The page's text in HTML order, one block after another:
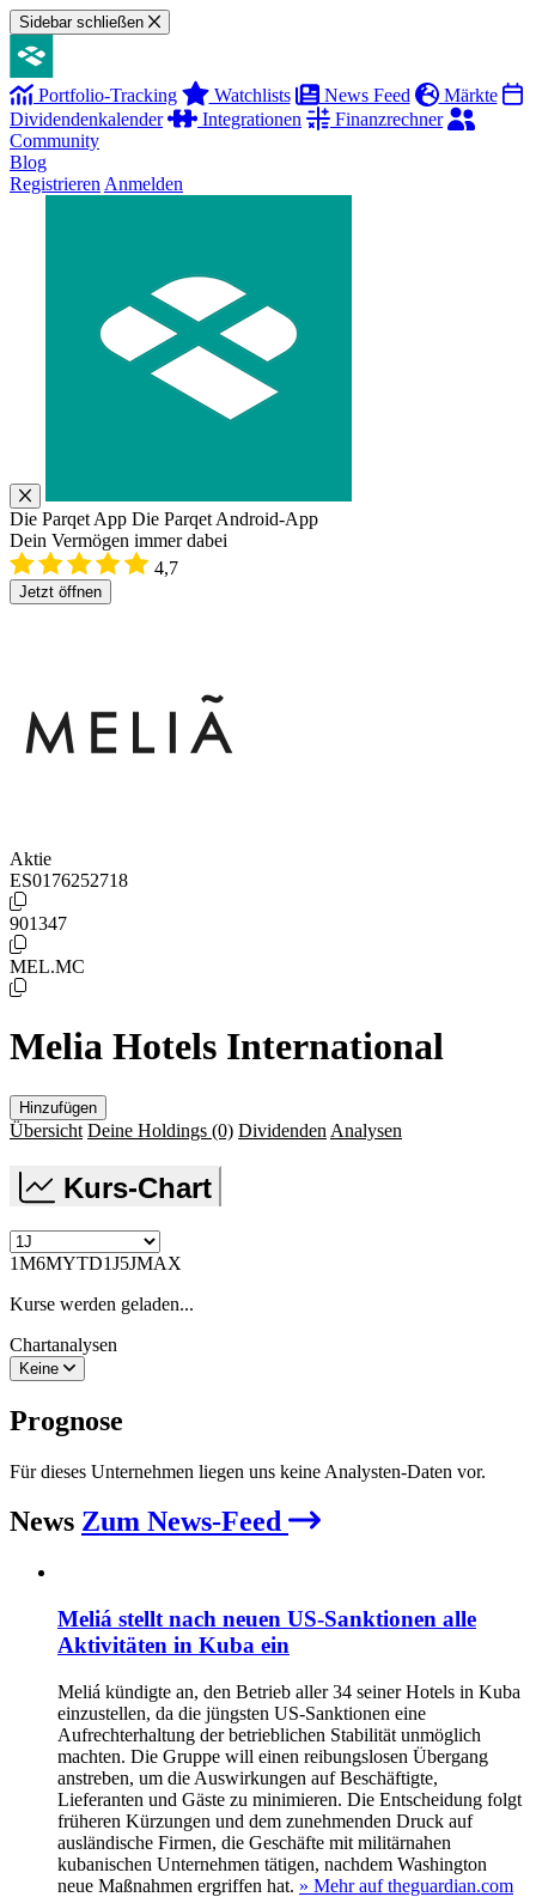
Sidebar schließen
Portfolio-Tracking Watchlists News Feed
Märkte
Dividendenkalender
Integrationen
Finanzrechner
Community
Blog
Registrieren Anmelden
Die Parqet App Die Parqet Android-App
Dein Vermögen immer dabei
4,7
Jetzt öffnen
Aktie
ES0176252718
901347
MEL.MC
Melia Hotels International
Hinzufügen
Übersicht Deine Holdings (0) Dividenden Analysen
Kurs-Chart
1M6MYTD1J5JMAX
Kurse werden geladen...
Chartanalysen
Keine
Prognose
Für dieses Unternehmen liegen uns keine Analysten-Daten vor.
News Zum News-Feed
Meliá stellt nach neuen US-Sanktionen alle
Aktivitäten in Kuba ein
Meliá kündigte an, den Betrieb aller 34 seiner Hotels in Kuba
einzustellen, da die jüngsten US-Sanktionen eine
Aufrechterhaltung der betrieblichen Stabilität unmöglich
machten. Die Gruppe will einen reibungslosen Übergang
anstreben, um die Auswirkungen auf Beschäftigte,
Lieferanten und Gäste zu minimieren. Die Entscheidung folgt
früheren Kürzungen und dem zunehmenden Druck auf
ausländische Firmen, die Geschäfte mit militärnahen
kubanischen Unternehmen tätigen, nachdem Washington
neue Maßnahmen ergriffen hat. » Mehr auf theguardian.com